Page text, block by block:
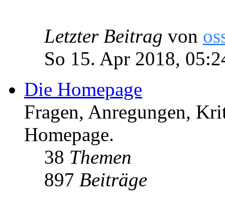
Letzter Beitrag von
So 15. Apr 2018,
Die Homepage
Fragen, Anregungen,
Homepage.
38 Themen
897 Beiträge